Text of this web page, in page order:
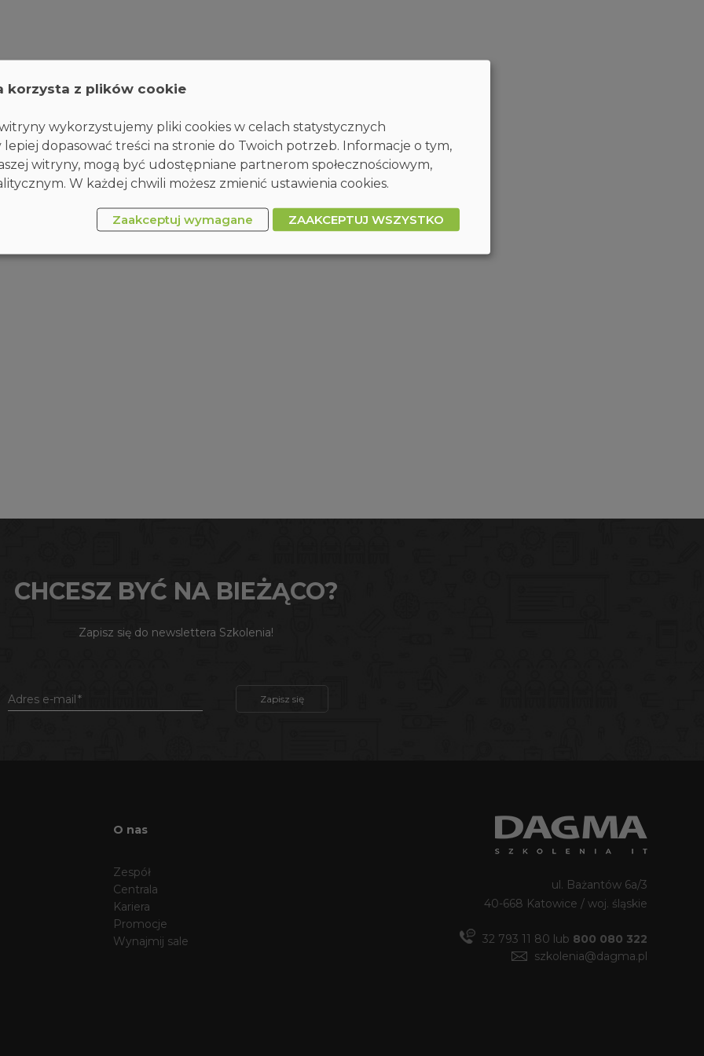
CHCESZ BYĆ NA BIEŻĄCO?
Zapisz się do newslettera Szkolenia!
Adres e-mail Zapisz się
O nas
Zespół
Centrala
Kariera
Promocje
Wynajmij sale
ul. Bażantów 6a/3
40-668 Katowice / woj. śląskie
32 793 11 80 lub 800 080 322
szkolenia@dagma.pl
korzysta z plików cookie
wykorzystujemy pliki cookies w celach statystycznych
dopasować treści na stronie do Twoich potrzeb. Informacje o tym,
witryny, mogą być udostępniane partnerom społecznościowym,
W każdej chwili możesz zmienić ustawienia cookies.
Zaakceptuj wymagane ZAAKCEPTUJ WSZYSTKO